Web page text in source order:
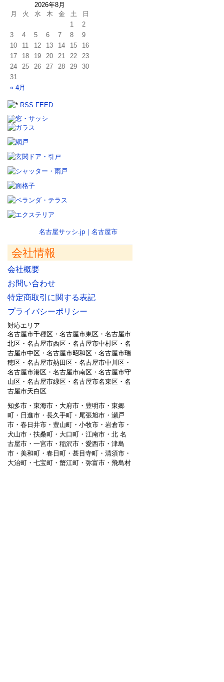
2026年8月
月
火 水 木 金 土 日
« 4月
1
2
3
4 5 6 7 8
9
10
11 12 13 14 15
16
17
18 19 20 21 22
23
24
25 26 27 28 29
30
31
RSS FEED
名古屋サッシ.jp｜名古屋市
会社情報
会社概要
お問い合わせ
特定商取引に関する表記
プライバシーポリシー
対応エリア
名古屋市千種区・名古屋市東区・名古屋市
北区・名古屋市西区・名古屋市中村区・名
古屋市中区・名古屋市昭和区・名古屋市瑞
穂区・名古屋市熱田区・名古屋市中川区・
名古屋市港区・名古屋市南区・名古屋市守
山区・名古屋市緑区・名古屋市名東区・名
古屋市天白区
知多市・東海市・大府市・豊明市・東郷
町・日進市・長久手町・尾張旭市・瀬戸
市・春日井市・豊山町・小牧市・岩倉市・
犬山市・扶桑町・大口町・江南市・北 名
古屋市・一宮市・稲沢市・愛西市・津島
市・美和町・春日町・甚目寺町・清須市・
大治町・七宝町・蟹江町・弥富市・飛島村